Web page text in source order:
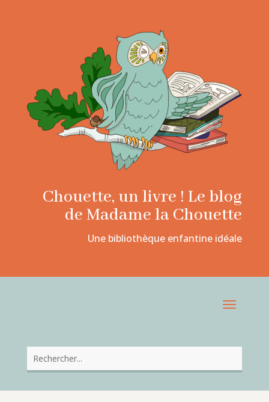
Chouette, un livre ! Le blog
de Madame la Chouette
Une bibliothèque enfantine idéale